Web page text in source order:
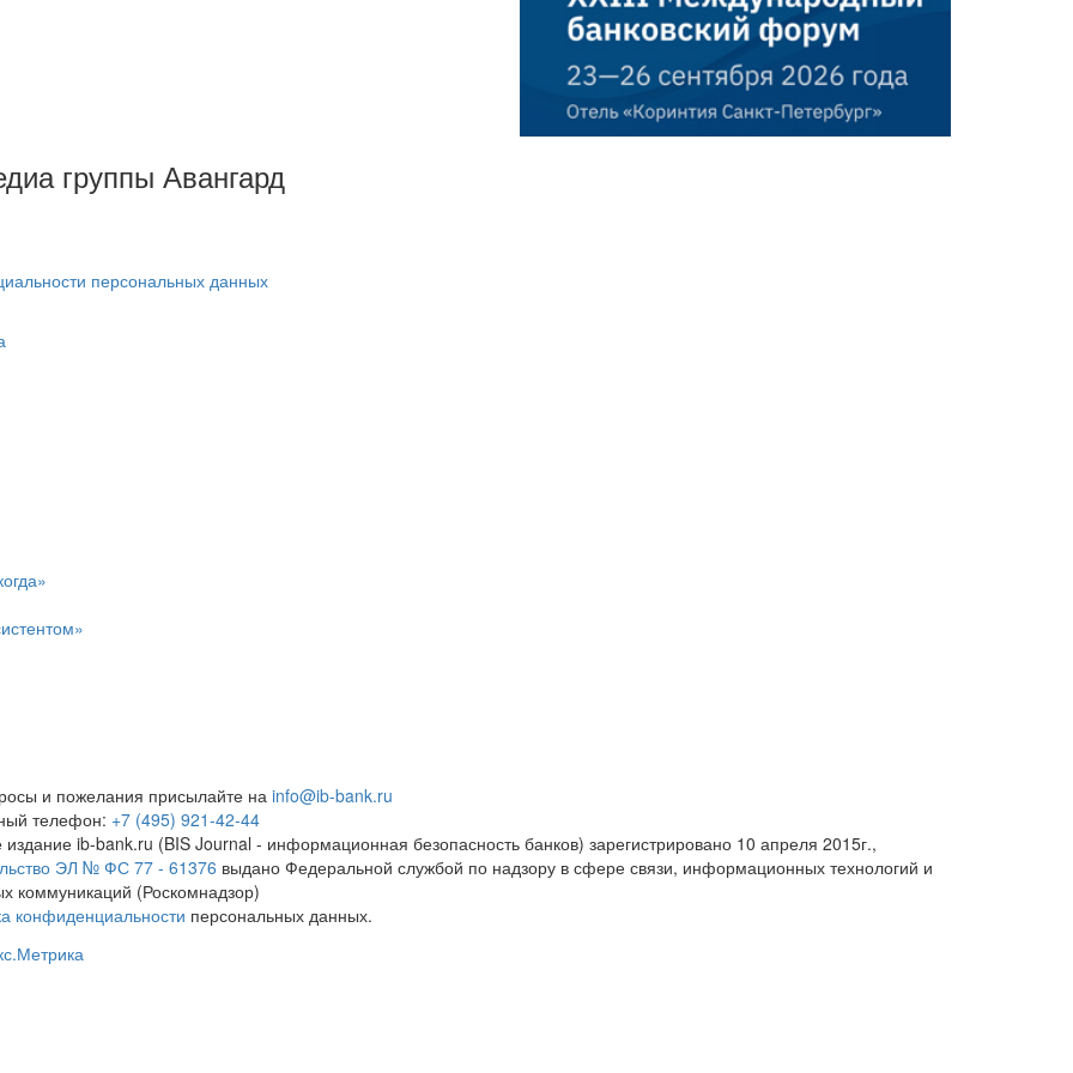
группы Авангард
персональных данных
и пожелания присылайте на info@ib-bank.ru
телефон: +7 (495) 921-42-44
издание ib-bank.ru (BIS Journal - информационная безопасность банков) зарегистрировано 10 апреля 2015г.,
ЭЛ № ФС 77 - 61376 выдано Федеральной службой по надзору в сфере связи, информационных технологий и
коммуникаций (Роскомнадзор)
конфиденциальности персональных данных.